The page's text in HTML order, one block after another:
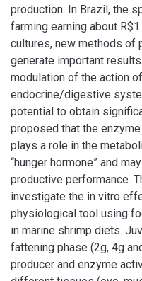
production. In Brazil, the
farming earning about
cultures, new methods of
generate important
modulation of the action
endocrine/digestive
potential to obtain
proposed that the
plays a role in the
“hunger hormone” and
productive performance.
investigate the in vitro
physiological tool using
in marine shrimp diets.
fattening phase (2g, 4g
producer and enzyme